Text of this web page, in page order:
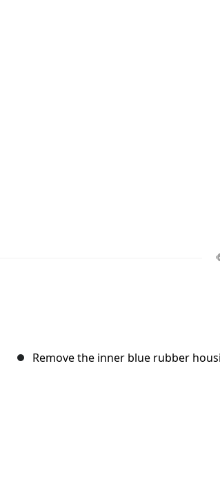
Remove the inner blue rubber